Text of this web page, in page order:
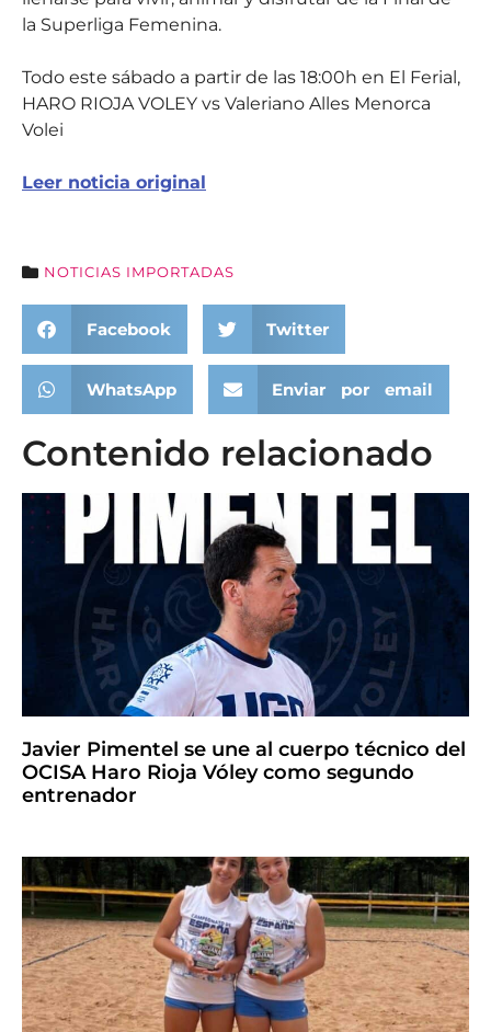
la Superliga Femenina.
Todo este sábado a partir de las 18:00h en El Ferial,
HARO RIOJA VOLEY vs Valeriano Alles Menorca
Volei
Leer noticia original
NOTICIAS IMPORTADAS
Facebook Twitter
WhatsApp Enviar por email
Contenido relacionado
Javier Pimentel se une al cuerpo técnico del
OCISA Haro Rioja Vóley como segundo
entrenador